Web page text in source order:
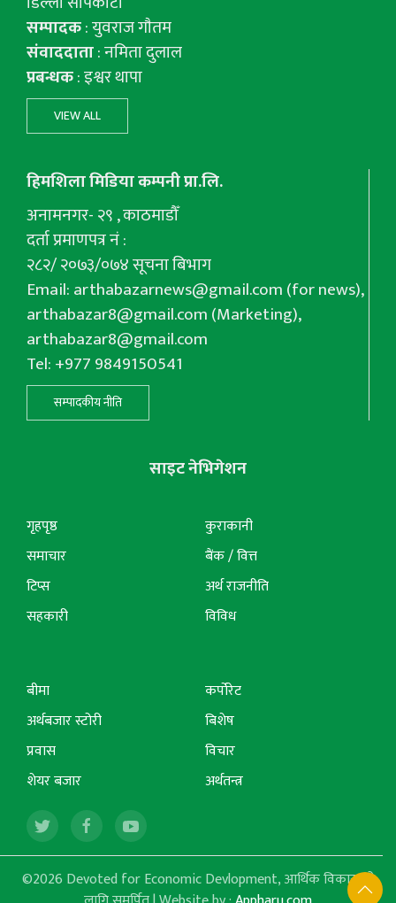
सम्पादक: युवराज गाैतम
संवाददाता: नमिता दुलाल
प्रबन्धक: इश्वर थापा
VIEW ALL
हिमशिला मिडिया कम्पनी प्रा.लि.
अनामनगर- २९ , काठमाडौँ
दर्ता प्रमाणपत्र नं :
२८२/ २०७३/०७४ सूचना बिभाग
Email:arthabazarnews@gmail.com(for news),
arthabazar8@gmail.com(Marketing),
arthabazar8@gmail.com
Tel: +977 9849150541
सम्पादकीय नीति
साइट नेभिगेशन
गृहपृष्ठ
समाचार
टिप्स
सहकारी
कुराकानी
बैंक / वित्त
अर्थ राजनीति
विविध
बीमा
अर्थबजार स्टोरी
प्रवास
शेयर बजार
कर्पोरेट
बिशेष
विचार
अर्थतन्त्र
©2026 Devoted for Economic Devlopment, आर्थिक विकासको